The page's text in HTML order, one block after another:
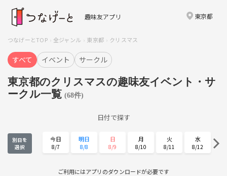
趣味友アプリ 東京都
つなげーとTOP 全ジャンル 東京都 クリスマス
すべて イベント サークル
東京都のクリスマスの趣味友イベント・サ
ークル一覧 (68件)
日付で探す
別日を
選択
今日
8/7
明日
8/8
日
8/9
月
8/10
火
8/11
水
8/12
8/13 8/14 8/15 8/16 8/17
ご利用にはアプリのダウンロードが必要です